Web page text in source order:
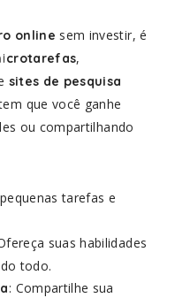
online sem investir, é
,
sites de pesquisa
que você ganhe
ou compartilhando
tarefas e
suas habilidades
todo.
: Compartilhe sua